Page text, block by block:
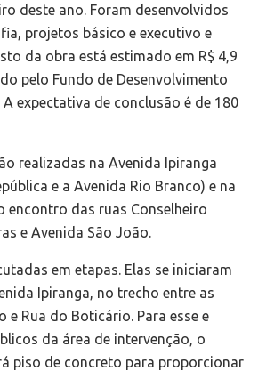
deste ano. Foram desenvolvidos
projetos básico e executivo e
da obra está estimado em R$ 4,9
pelo Fundo de Desenvolvimento
A expectativa de conclusão é de 180
realizadas na Avenida Ipiranga
e a Avenida Rio Branco) e na
encontro das ruas Conselheiro
e Avenida São João.
em etapas. Elas se iniciaram
Ipiranga, no trecho entre as
e Rua do Boticário. Para esse e
da área de intervenção, o
piso de concreto para proporcionar